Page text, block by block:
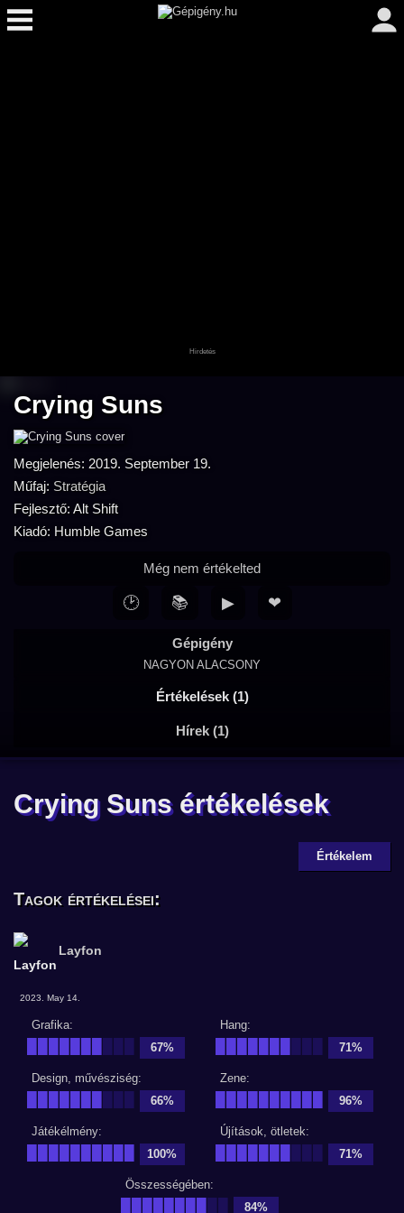
Crying Suns
Megjelenés: 2019. September 19.
Műfaj: Stratégia
Fejlesztő: Alt Shift
Kiadó: Humble Games
Gépigény
NAGYON ALACSONY
Értékelések (1)
Hírek (1)
Még nem értékelted
🕑 📚 ▶ ❤
Crying Suns értékelések
Értékelem
Tagok értékelései:
Layfon
2023. May 14.
Grafika:
67%
Hang:
71%
Design, művésziség:
66%
Zene:
96%
Játékélmény:
100%
Újítások, ötletek:
71%
Összességében:
84%